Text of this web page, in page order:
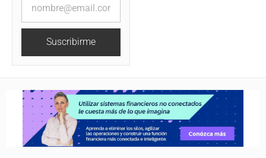
Suscribirme